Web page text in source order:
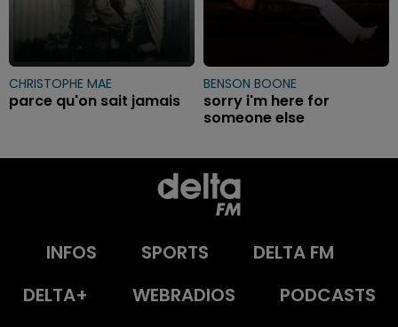
CHRISTOPHE MAE
parce qu'on sait jamais
BENSON BOONE
sorry i'm here for
someone else
INFOS SPORTS
DELTA FM
DELTA+
WEBRADIOS
PODCASTS